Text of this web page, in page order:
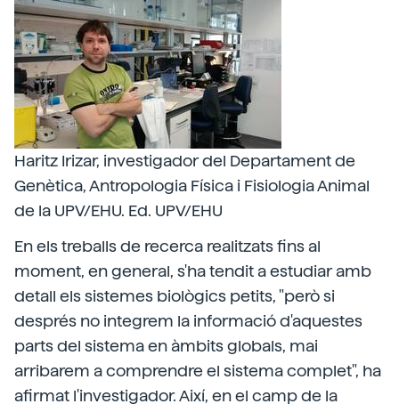
Haritz Irizar, investigador del Departament de
Genètica, Antropologia Física i Fisiologia Animal
de la UPV/EHU. Ed. UPV/EHU
En els treballs de recerca realitzats fins al
moment, en general, s'ha tendit a estudiar amb
detall els sistemes biològics petits, "però si
després no integrem la informació d'aquestes
parts del sistema en àmbits globals, mai
arribarem a comprendre el sistema complet", ha
afirmat l'investigador. Així, en el camp de la